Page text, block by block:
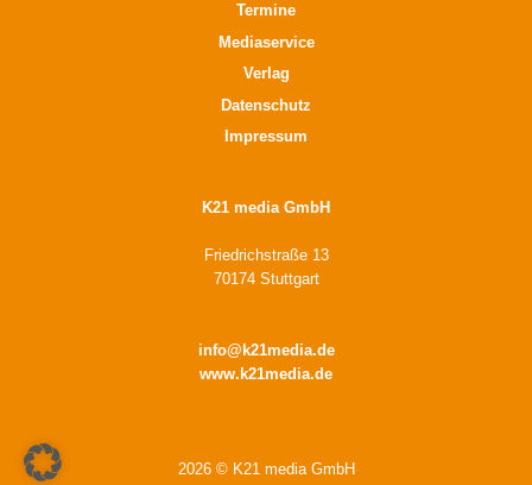
Termine
Mediaservice
Verlag
Datenschutz
Impressum
K21 media GmbH
Friedrichstraße 13
70174 Stuttgart
info@k21media.de
www.k21media.de
2026 © K21 media GmbH